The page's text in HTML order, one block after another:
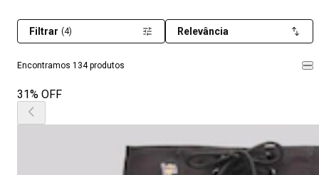
Encontramos 134 produtos
Filtrar (4) Relevância
31% OFF